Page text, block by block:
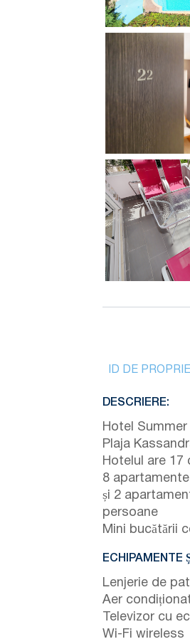
ID DE
DESCRIERE:
Hotel
Plaja
Hotelul are 17
8
și 2
persoane
Mini bucătării
ECHIPAMENTE
Lenjerie de
Aer
Televizor cu
Wi-Fi wireless